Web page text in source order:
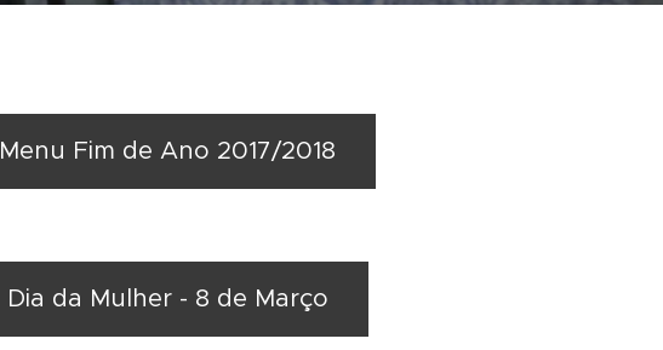
Menu Fim de Ano 2017/2018
Dia da Mulher - 8 de Março